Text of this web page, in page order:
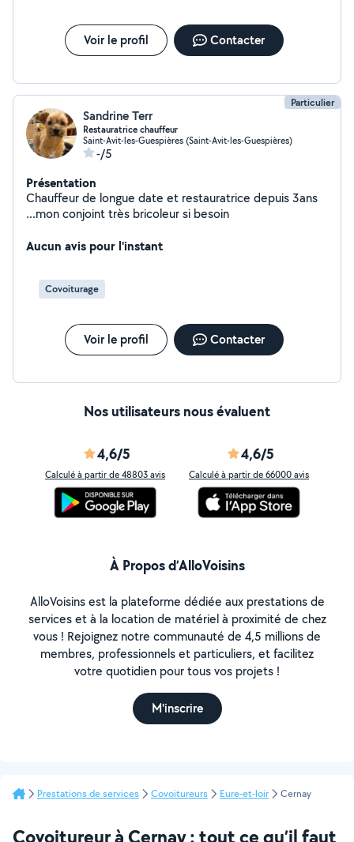
Voir le profil Contacter
Particulier
Sandrine Terr
Restauratrice chauffeur
Saint-Avit-les-Guespières (Saint-Avit-les-Guespières)
-/5
Présentation
Chauffeur de longue date et restauratrice depuis 3ans
...mon conjoint très bricoleur si besoin
Aucun avis pour l'instant
Covoiturage
Voir le profil Contacter
Nos utilisateurs nous évaluent
4,6/5
Calculé à partir de 48803 avis
4,6/5
Calculé à partir de 66000 avis
À Propos d’AlloVoisins
AlloVoisins est la plateforme dédiée aux prestations de
services et à la location de matériel à proximité de chez
vous ! Rejoignez notre communauté de 4,5 millions de
membres, professionnels et particuliers, et facilitez
votre quotidien pour tous vos projets !
M'inscrire
Prestations de services Covoitureurs Eure-et-loir Cernay
Covoitureur à Cernay : tout ce qu’il faut